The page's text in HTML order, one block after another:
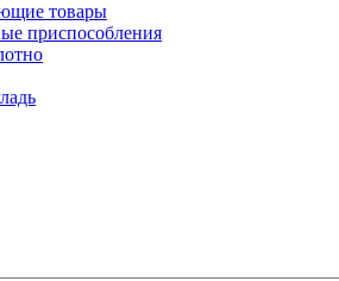
товары
приспособления